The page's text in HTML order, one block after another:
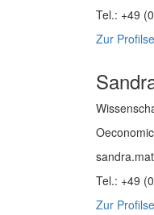
Tel.: +49
Zur
Tel.: +49
Zur